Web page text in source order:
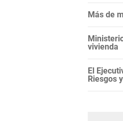
Más de
vivienda
El
Riesgos